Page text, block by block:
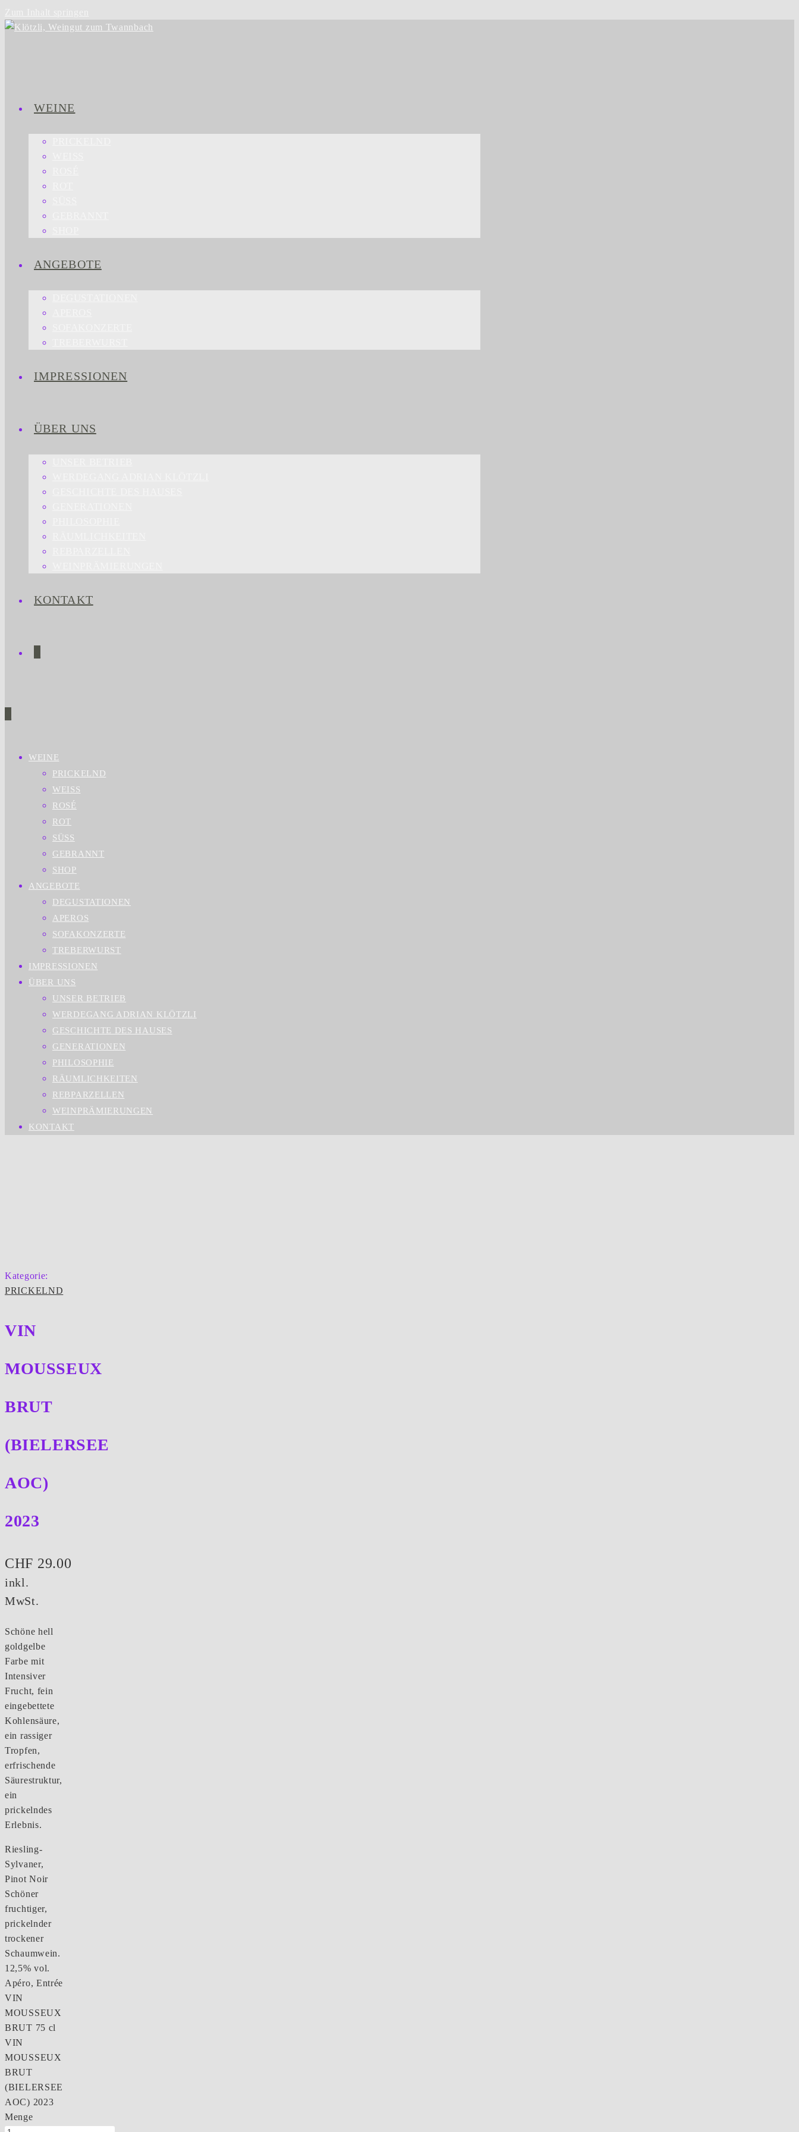
WEINE
ANGEBOTE
IMPRESSIONEN
ÜBER UNS
KONTAKT
WEINE
PRICKELND
WEISS
ROSÉ
ROT
SÜSS
GEBRANNT
SHOP
ANGEBOTE
DEGUSTATIONEN
APEROS
SOFAKONZERTE
TREBERWURST
IMPRESSIONEN
ÜBER UNS
UNSER BETRIEB
WERDEGANG ADRIAN KLÖTZLI
GESCHICHTE DES HAUSES
GENERATIONEN
PHILOSOPHIE
RÄUMLICHKEITEN
REBPARZELLEN
WEINPRÄMIERUNGEN
KONTAKT
Kategorie:
PRICKELND
VIN
MOUSSEUX
BRUT
(BIELERSEE
AOC)
2023
CHF 29.00
inkl.
MwSt.
Schöne hell
goldgelbe
Farbe mit
Intensiver
Frucht, fein
eingebettete
Kohlensäure,
ein rassiger
Tropfen,
erfrischende
Säurestruktur,
ein
prickelndes
Erlebnis.
Riesling-
Sylvaner,
Pinot Noir
Schöner
fruchtiger,
prickelnder
trockener
Schaumwein.
12,5% vol.
Apéro, Entrée
VIN
MOUSSEUX
BRUT 75 cl
VIN
MOUSSEUX
BRUT
(BIELERSEE
AOC) 2023
Menge